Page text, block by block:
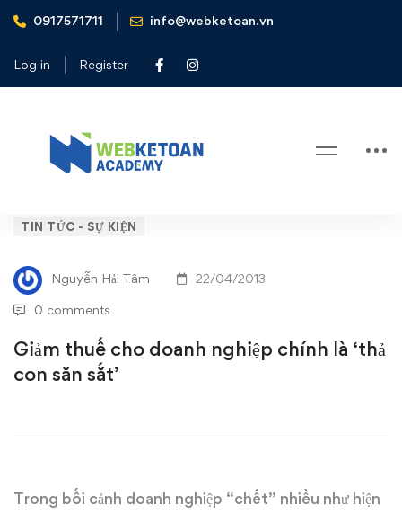
0917571711 info@webketoan.vn
Log in Register
Home
Tin tức - Sự kiện
Giảm
thuế
cho
doanh
nghiệp
‘thả
TIN TỨC - SỰ KIỆN
Nguyễn Hải Tâm 22/04/2013
0 comments
Giảm thuế cho doanh nghiệp chính là ‘thả
con săn sắt’
Trong bối cảnh doanh nghiệp “chết” nhiều như hiện